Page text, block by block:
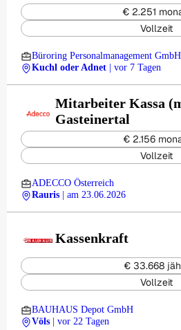
€ 2.251
Vollzeit
Büroring Personalmanagement GmbH
Kuchl oder Adnet
| vor 7 Tagen
Mitarbeiter Kassa
Gasteinertal
€ 2.156
Vollzeit
ADECCO Österreich
Rauris
| am 23.06.2026
Kassenkraft
€ 33.668
Vollzeit
BAUHAUS Depot GmbH
Völs
| vor 22 Tagen